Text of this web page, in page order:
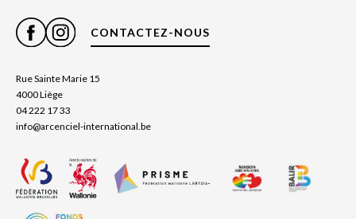
CONTACTEZ-NOUS
Rue Sainte Marie 15
4000 Liège
04 222 17 33
info@arcenciel-international.be